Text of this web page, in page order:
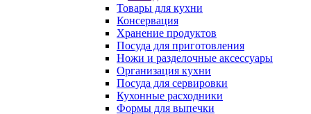
Товары для кухни
Консервация
Хранение продуктов
Посуда для приготовления
Ножи и разделочные аксессуары
Организация кухни
Посуда для сервировки
Кухонные расходники
Формы для выпечки